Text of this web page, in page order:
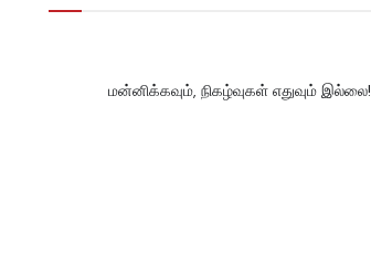
மன்னிக்கவும், நிகழ்வுகள் எதுவும் இல்லை!